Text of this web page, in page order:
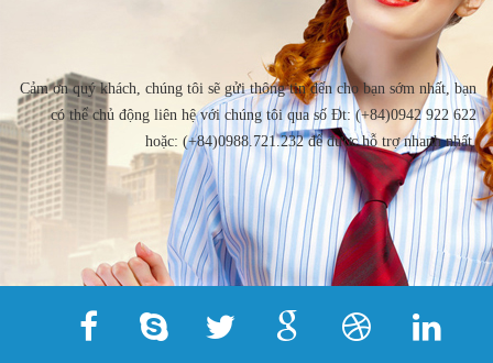
Cảm ơn quý khách, chúng tôi sẽ gửi thông tin đến cho bạn sớm nhất, bạn
có thể chủ động liên hệ với chúng tôi qua số Đt: (+84)0942 922 622
hoặc: (+84)0988.721.232 để được hỗ trợ nhanh nhất.